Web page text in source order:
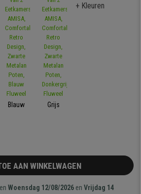
Blauw Grijs
+ Kleuren
AAN WINKELWAGEN
Woensdag 12/08/2026 en Vrijdag 14